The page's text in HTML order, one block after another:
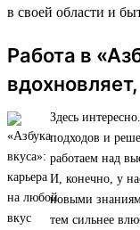
в своей области и
Работа в
Здесь
подходов и
работаем над
И, конечно, у
новыми
тем сильнее